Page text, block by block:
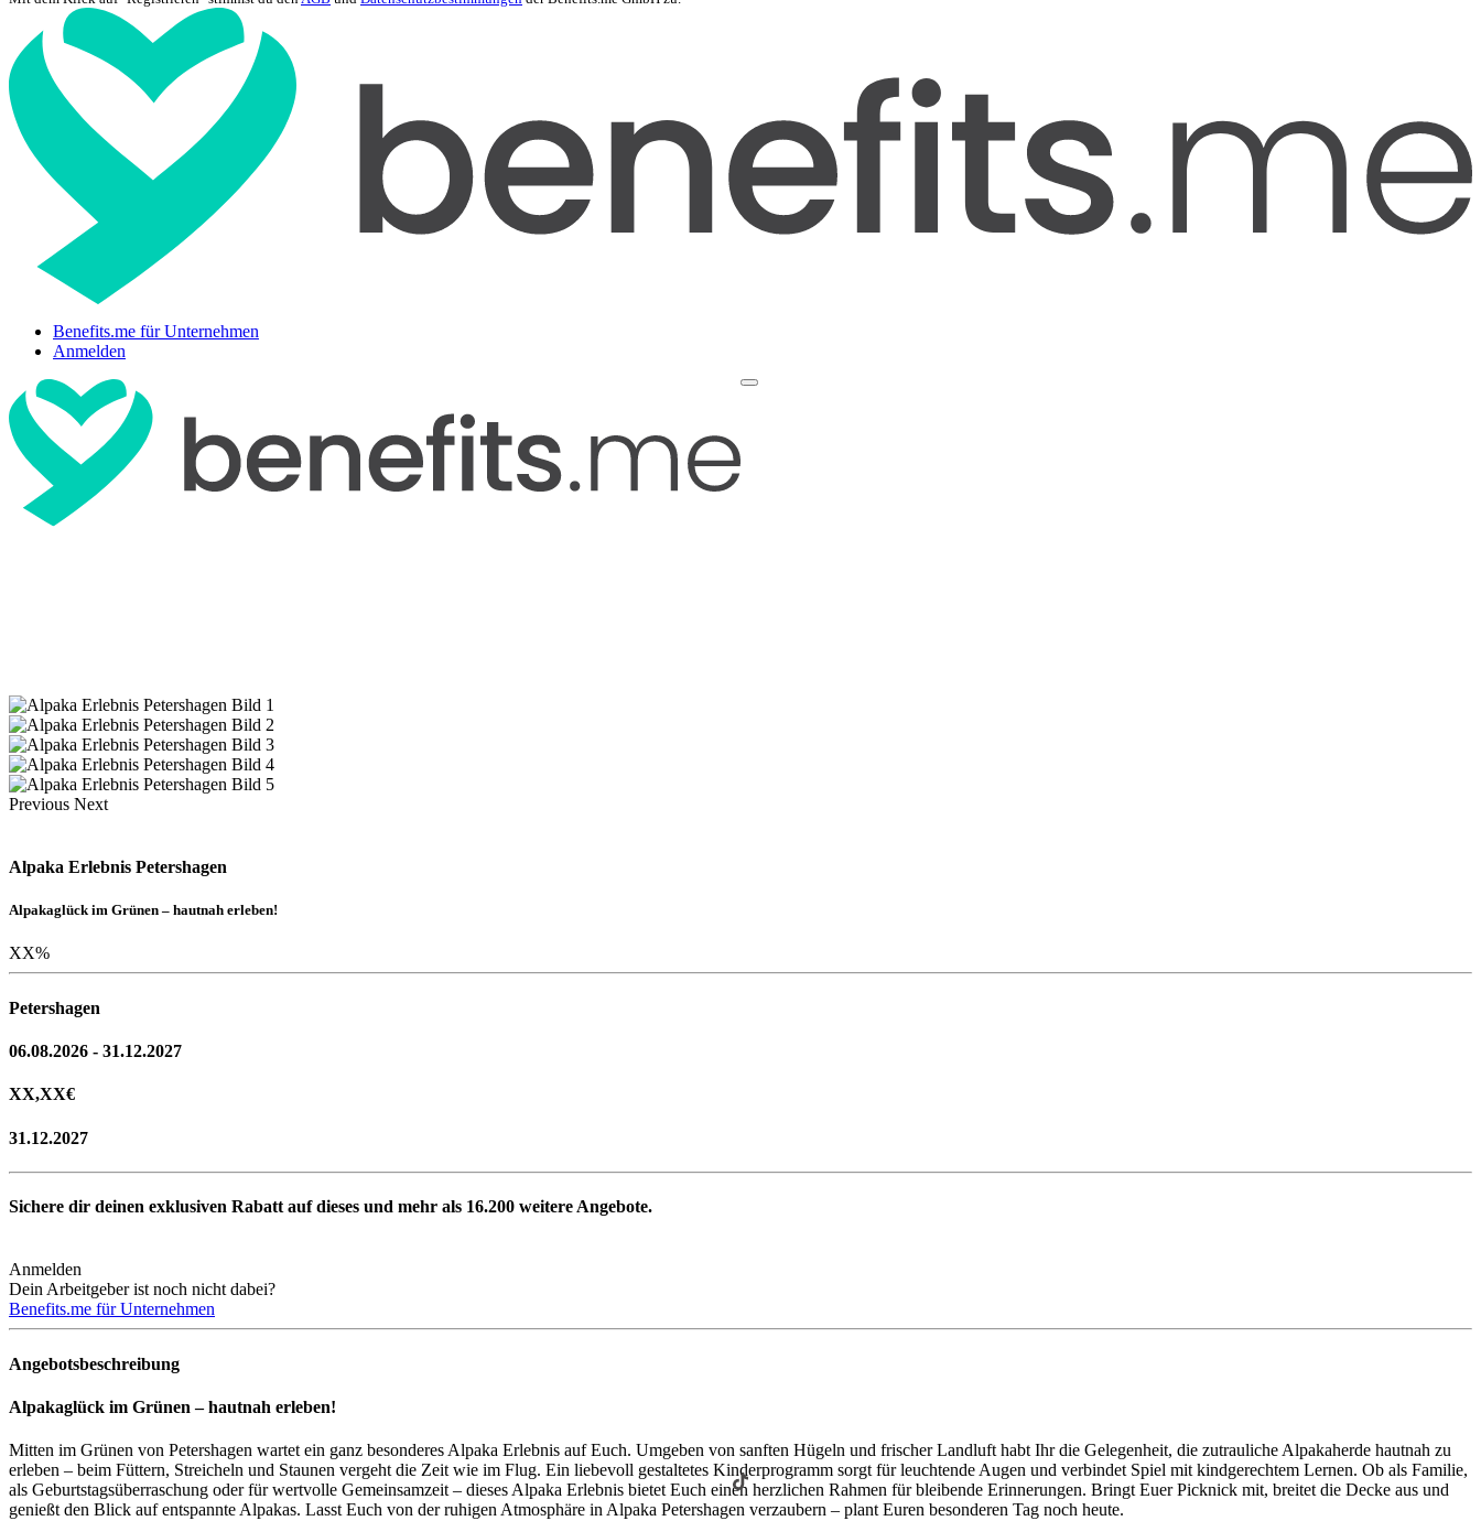
Benefits.me für Unternehmen
Anmelden
Previous Next
Alpaka Erlebnis Petershagen
Alpakaglück im Grünen – hautnah erleben!
XX%
Petershagen
06.08.2026 - 31.12.2027
XX,XX€
31.12.2027
Sichere dir deinen exklusiven Rabatt auf dieses und mehr als 16.200 weitere Angebote.
Anmelden
Dein Arbeitgeber ist noch nicht dabei?
Benefits.me für Unternehmen
Angebotsbeschreibung
Alpakaglück im Grünen – hautnah erleben!
Mitten im Grünen von Petershagen wartet ein ganz besonderes Alpaka Erlebnis auf Euch. Umgeben von sanften Hügeln und frischer Landluft habt Ihr die Gelegenheit, die zutrauliche Alpakaherde hautnah zu
erleben – beim Füttern, Streicheln und Staunen vergeht die Zeit wie im Flug. Ein liebevoll gestaltetes Kinderprogramm sorgt für leuchtende Augen und verbindet Spiel mit kindgerechtem Lernen. Ob als Familie,
als Geburtstagsüberraschung oder für wertvolle Gemeinsamzeit – dieses Alpaka Erlebnis bietet Euch einen herzlichen Rahmen für bleibende Erinnerungen. Bringt Euer Picknick mit, breitet die Decke aus und
genießt den Blick auf entspannte Alpakas. Lasst Euch von der ruhigen Atmosphäre in Alpaka Petershagen verzaubern – plant Euren besonderen Tag noch heute.